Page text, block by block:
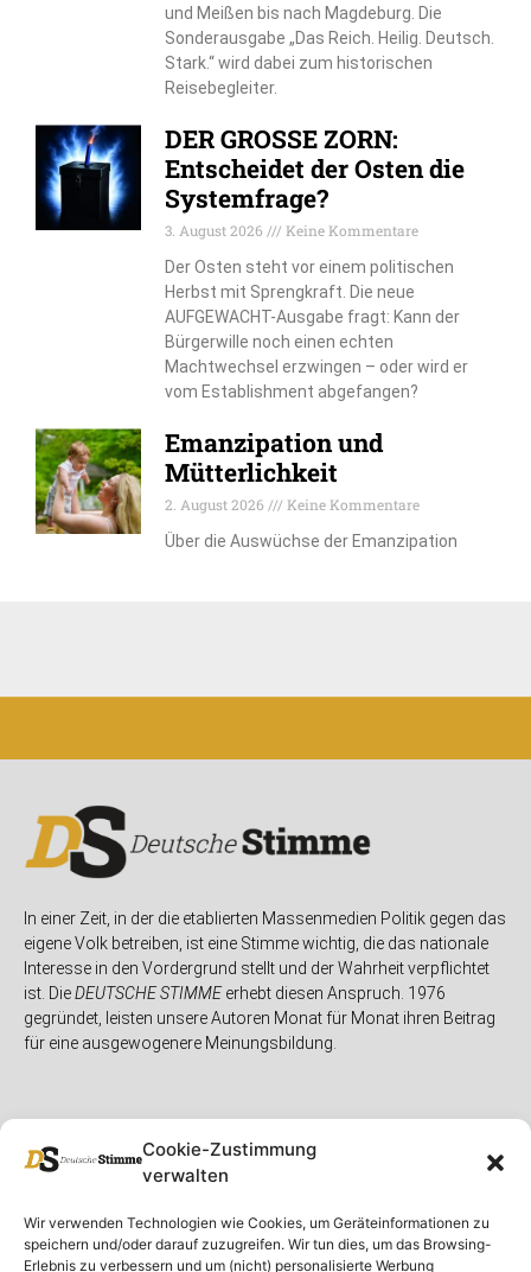
Cookie-Zustimmung
verwalten
Wir verwenden Technologien wie Cookies, um Geräteinformationen zu
speichern und/oder darauf zuzugreifen. Wir tun dies, um das Browsing-
Erlebnis zu verbessern und um (nicht) personalisierte Werbung
und Meißen bis nach Magdeburg. Die
Sonderausgabe „Das Reich. Heilig. Deutsch.
Stark.“ wird dabei zum historischen
Reisebegleiter.
DER GROSSE ZORN:
Entscheidet der Osten die
Systemfrage?
3. August 2026
Keine Kommentare
Der Osten steht vor einem politischen
Herbst mit Sprengkraft. Die neue
AUFGEWACHT-Ausgabe fragt: Kann der
Bürgerwille noch einen echten
Machtwechsel erzwingen – oder wird er
vom Establishment abgefangen?
Emanzipation und
Mütterlichkeit
2. August 2026
Keine Kommentare
Über die Auswüchse der Emanzipation
In einer Zeit, in der die etablierten Massenmedien Politik gegen das
eigene Volk betreiben, ist eine Stimme wichtig, die das nationale
Interesse in den Vordergrund stellt und der Wahrheit verpflichtet
ist. DieDEUTSCHE STIMMEerhebt diesen Anspruch. 1976
gegründet, leisten unsere Autoren Monat für Monat ihren Beitrag
für eine ausgewogenere Meinungsbildung.
Unser Magazin
Spenden
Rubriken
Deutschland
Rechtliches
Rechtliche Hinweise